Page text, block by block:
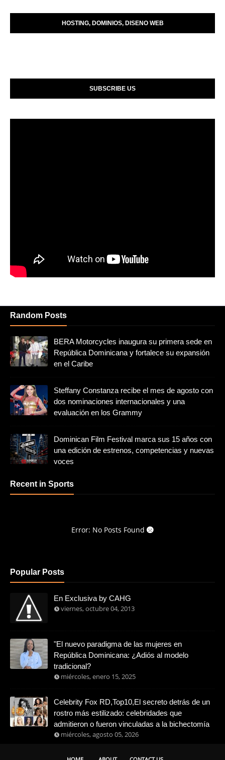
HOSTING, DOMINIOS, DISENO WEB
SUBSCRIBE US
Random Posts
BERA Motorcycles inaugura su primera sede en
República Dominicana y fortalece su expansión
en el Caribe
Steffany Constanza recibe el mes de agosto con
dos nominaciones internacionales y una
evaluación en los Grammy
Dominican Film Festival marca sus 15 años con
una edición de estrenos, competencias y nuevas
voces
Recent in Sports
Error: No Posts Found
Popular Posts
En Exclusiva by CAHG
viernes, octubre 04, 2013
"El nuevo paradigma de las mujeres en
República Dominicana: ¿Adiós al modelo
tradicional?
miércoles, enero 15, 2025
Celebrity Fox RD,Top10,El secreto detrás de un
rostro más estilizado: celebridades que
admitieron o fueron vinculadas a la bichectomía
miércoles, agosto 05, 2026